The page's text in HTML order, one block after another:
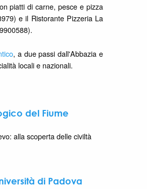
piatti di carne, pesce e pizza
e il Ristorante Pizzeria La
, a due passi dall'Abbazia e
locali e nazionali.
del Fiume
alla scoperta delle civiltà
di Padova